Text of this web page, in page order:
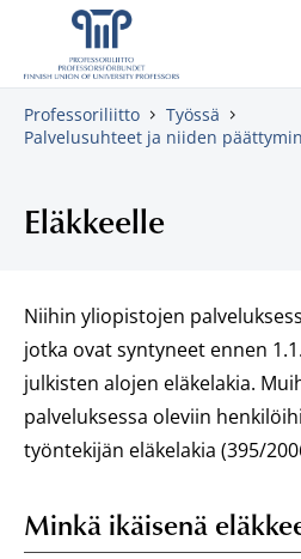
Skippaa sisältö
Professoriliitto
Työssä
Palvelusuhteet ja niiden
Eläkkeelle
Niihin yliopistojen
jotka ovat syntyneet ennen
julkisten alojen eläkelakia.
palveluksessa oleviin
työntekijän eläkelakia (395/
Minkä ikäisenä